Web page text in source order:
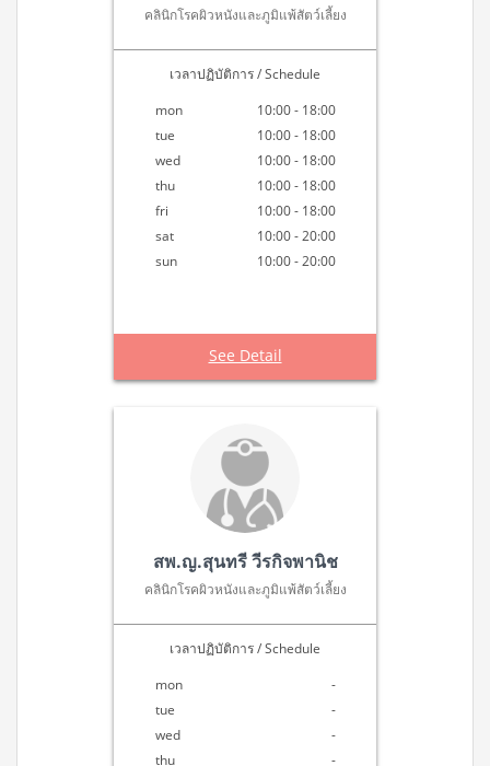
คลินิกโรคผิวหนังและภูมิแพ้สัตว์เลี้ยง
เวลาปฏิบัติการ / Schedule
mon
10:00 - 18:00
tue
10:00 - 18:00
wed
10:00 - 18:00
thu
10:00 - 18:00
fri
10:00 - 18:00
sat
10:00 - 20:00
sun
10:00 - 20:00
See Detail
สพ.ญ.สุนทรี วีรกิจพานิช
คลินิกโรคผิวหนังและภูมิแพ้สัตว์เลี้ยง
เวลาปฏิบัติการ / Schedule
mon
-
tue
-
wed
-
thu
-